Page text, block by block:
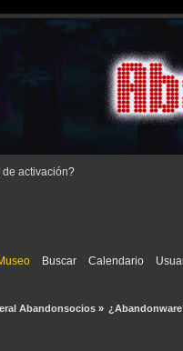
de activación?
Buscar Calendario
Abandonsocios»